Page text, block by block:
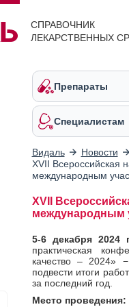
СПРАВОЧНИК
ЛЕКАРСТВЕННЫХ
Препараты
Специалистам
Видаль
Новости
XVII Всероссийская
международным
XVII
международным
5-6 декабря 2024
практическая
качество – 2024»
подвести итоги
за последний год.
Место проведения: